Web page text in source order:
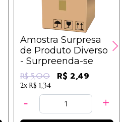
Amostra Surpresa
de Produto Diverso
- Surpreenda-se
R$ 5,00 R$ 2,49
2x R$ 1,34